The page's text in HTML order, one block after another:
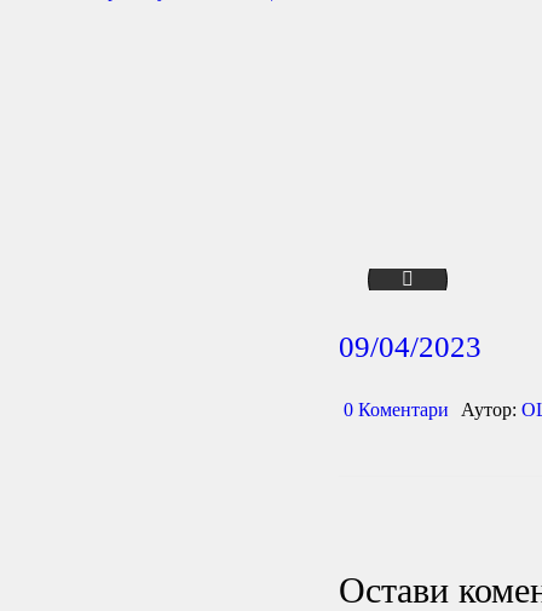
04-Лазарева-
09/04/2023
0 Коментари Аутор:
Остави